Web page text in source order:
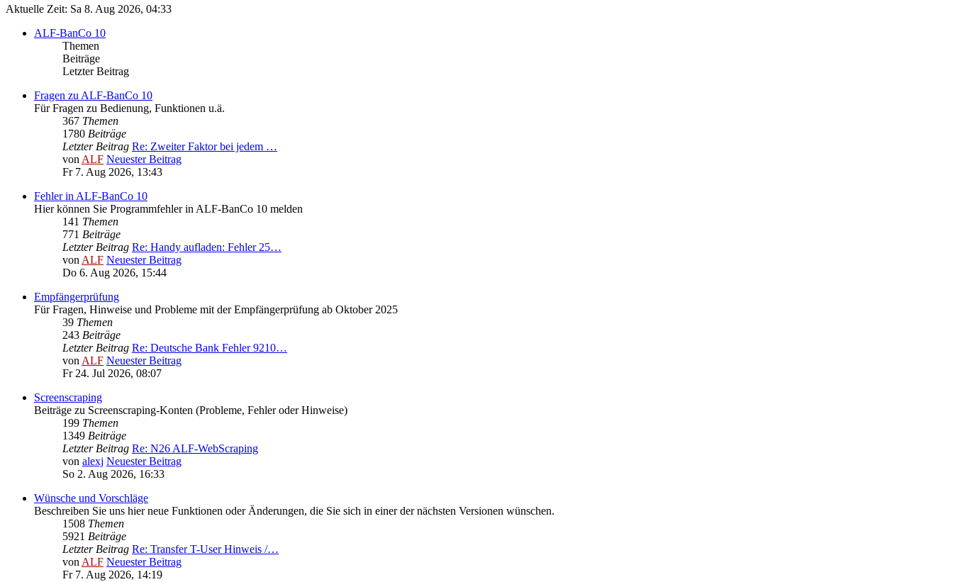
Aktuelle Zeit: Sa 8. Aug 2026, 04:33
ALF-BanCo 10
Themen
Beiträge
Letzter Beitrag
Fragen zu ALF-BanCo 10
Für Fragen zu Bedienung, Funktionen u.ä.
367 Themen
1780 Beiträge
Letzter Beitrag Re: Zweiter Faktor bei jedem …
vonALF Neuester Beitrag
Fr 7. Aug 2026, 13:43
Fehler in ALF-BanCo 10
Hier können Sie Programmfehler in ALF-BanCo 10 melden
141 Themen
771 Beiträge
Letzter Beitrag Re: Handy aufladen: Fehler 25…
vonALF Neuester Beitrag
Do 6. Aug 2026, 15:44
Empfängerprüfung
Für Fragen, Hinweise und Probleme mit der Empfängerprüfung ab Oktober 2025
39 Themen
243 Beiträge
Letzter Beitrag Re: Deutsche Bank Fehler 9210…
vonALF Neuester Beitrag
Fr 24. Jul 2026, 08:07
Screenscraping
Beiträge zu Screenscraping-Konten (Probleme, Fehler oder Hinweise)
199 Themen
1349 Beiträge
Letzter Beitrag Re: N26 ALF-WebScraping
von alexj Neuester Beitrag
So 2. Aug 2026, 16:33
Wünsche und Vorschläge
Beschreiben Sie uns hier neue Funktionen oder Änderungen, die Sie sich in einer der nächsten Versionen wünschen.
1508 Themen
5921 Beiträge
Letzter Beitrag Re: Transfer T-User Hinweis /…
vonALF Neuester Beitrag
Fr 7. Aug 2026, 14:19